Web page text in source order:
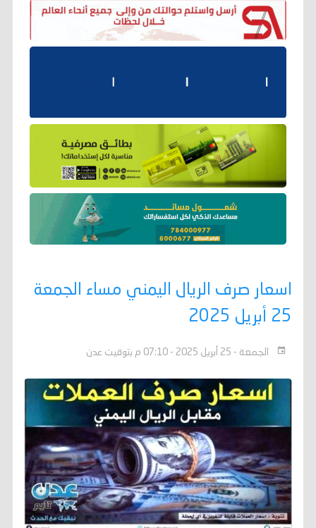
اسعار صرف الريال اليمني مساء الجمعة
25 أبريل 2025
الجمعة - 25 أبريل 2025 - 07:10 م بتوقيت عدن